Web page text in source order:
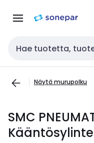
navigointiinsisältöön
Haku
Näytä murupolku
SMC